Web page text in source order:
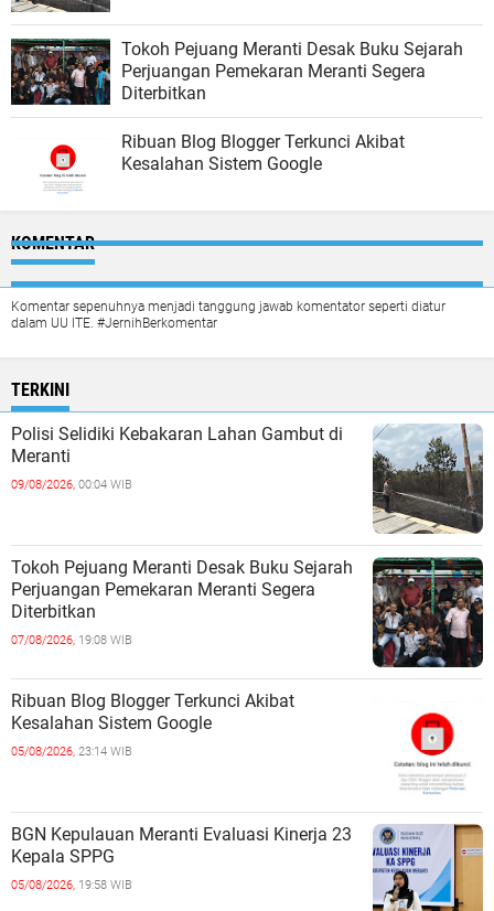
Tokoh Pejuang Meranti Desak Buku Sejarah
Perjuangan Pemekaran Meranti Segera
Diterbitkan
Ribuan Blog Blogger Terkunci Akibat
Kesalahan Sistem Google
KOMENTAR
Komentar sepenuhnya menjadi tanggung jawab komentator seperti diatur
dalam UU ITE. #JernihBerkomentar
TERKINI
Polisi Selidiki Kebakaran Lahan Gambut di
Meranti
09/08/2026, 00:04 WIB
Tokoh Pejuang Meranti Desak Buku Sejarah
Perjuangan Pemekaran Meranti Segera
Diterbitkan
07/08/2026, 19:08 WIB
Ribuan Blog Blogger Terkunci Akibat
Kesalahan Sistem Google
05/08/2026, 23:14 WIB
BGN Kepulauan Meranti Evaluasi Kinerja 23
Kepala SPPG
05/08/2026, 19:58 WIB